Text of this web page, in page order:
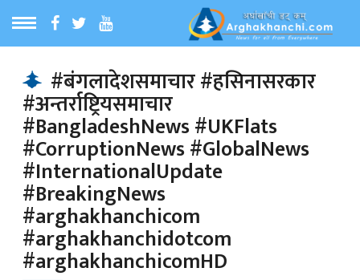
MENU
समाचार
समाचार
समाचार
#बंगलादेशसमाचार #हसिनासरकार
#अन्तर्राष्ट्रियसमाचार
#BangladeshNews #UKFlats
#CorruptionNews #GlobalNews
#InternationalUpdate
#BreakingNews
#arghakhanchicom
#arghakhanchidotcom
#arghakhanchicomHD